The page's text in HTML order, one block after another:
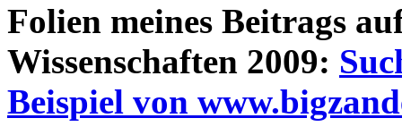
Folien meines Beitrags
Wissenschaften 2009:
Beispiel von